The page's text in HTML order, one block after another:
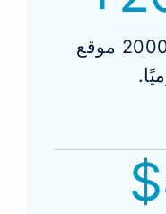
يتم إنشاء حوالي 200000 موقع
$